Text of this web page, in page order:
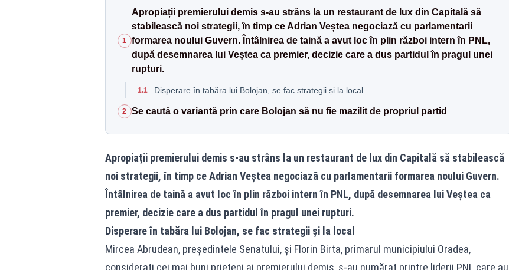
1
Apropiații premierului demis s-au strâns la un restaurant de lux din Capitală să
stabilească noi strategii, în timp ce Adrian Veștea negociază cu parlamentarii
formarea noului Guvern. Întâlnirea de taină a avut loc în plin război intern în PNL,
după desemnarea lui Veștea ca premier, decizie care a dus partidul în pragul unei
rupturi.
1.1 Disperare în tabăra lui Bolojan, se fac strategii și la local
2 Se caută o variantă prin care Bolojan să nu fie mazilit de propriul partid
Apropiații premierului demis s-au strâns la un restaurant de lux din Capitală să stabilească
noi strategii, în timp ce Adrian Veștea negociază cu parlamentarii formarea noului Guvern.
Întâlnirea de taină a avut loc în plin război intern în PNL, după desemnarea lui Veștea ca
premier, decizie care a dus partidul în pragul unei rupturi.
Disperare în tabăra lui Bolojan, se fac strategii și la local
Mircea Abrudean, președintele Senatului, și Florin Birta, primarul municipiului Oradea,
considerați cei mai buni prieteni ai premierului demis, s-au numărat printre liderii PNL care au